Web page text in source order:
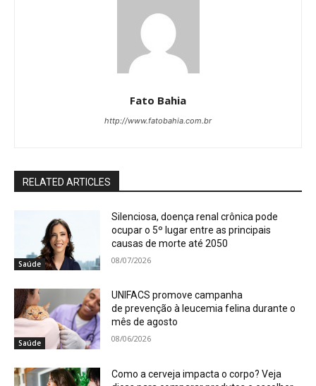
Fato Bahia
http://www.fatobahia.com.br
RELATED ARTICLES
Saúde
Silenciosa, doença renal crônica pode
ocupar o 5º lugar entre as principais
causas de morte até 2050
08/07/2026
Saúde
UNIFACS promove campanha
de prevenção à leucemia felina durante o
mês de agosto
08/06/2026
Como a cerveja impacta o corpo? Veja